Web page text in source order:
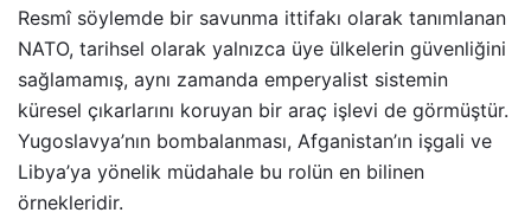
Resmî söylemde bir savunma ittifakı olarak tanımlanan
NATO, tarihsel olarak yalnızca üye ülkelerin güvenliğini
sağlamamış, aynı zamanda emperyalist sistemin
küresel çıkarlarını koruyan bir araç işlevi de görmüştür.
Yugoslavya’nın bombalanması, Afganistan’ın işgali ve
Libya’ya yönelik müdahale bu rolün en bilinen
örnekleridir.